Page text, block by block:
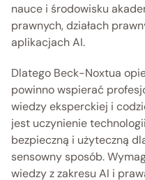
nauce i środowisku
prawnych, działach
aplikacjach AI.
Dlatego Beck-Noxtua
powinno wspierać
wiedzy eksperckiej i
jest uczynienie
bezpieczną i użyteczną
sensowny sposób.
wiedzy z zakresu AI i